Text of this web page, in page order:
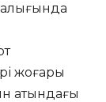
жоғары
атындағы